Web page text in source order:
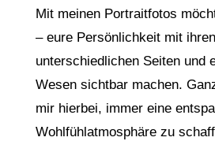
Mit meinen Portraitfotos
– eure Persönlichkeit mit ihren
unterschiedlichen Seiten und
Wesen sichtbar machen.
mir hierbei, immer eine
Wohlfühlatmosphäre zu